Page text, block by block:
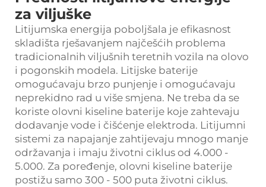
za viljuške
Litijumska energija poboljšala je efikasnost
skladišta rješavanjem najčešćih problema
tradicionalnih viljušnih teretnih vozila na olovo
i pogonskih modela. Litijske baterije
omogućavaju brzo punjenje i omogućavaju
neprekidno rad u više smjena. Ne treba da se
koriste olovni kiseline baterije koje zahtevaju
dodavanje vode i čišćenje elektroda. Litijumni
sistemi za napajanje zahtijevaju mnogo manje
održavanja i imaju životni ciklus od 4.000 -
5.000. Za poređenje, olovni kiseline baterije
postižu samo 300 - 500 puta životni ciklus.